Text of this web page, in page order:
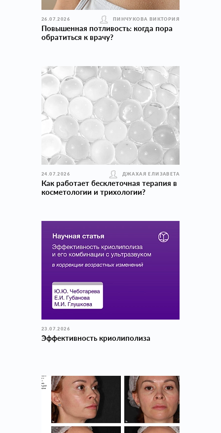
26.07.2026 ПИНЧУКОВА ВИКТОРИЯ
Повышенная потливость: когда пора
обратиться к врачу?
24.07.2026 ДЖАХАЯ ЕЛИЗАВЕТА
Как работает бесклеточная терапия в
косметологии и трихологии?
23.07.2026
Эффективность криолиполиза